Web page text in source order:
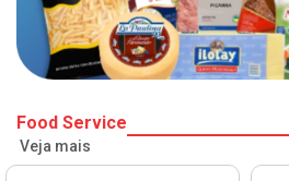
Food Service
Veja mais